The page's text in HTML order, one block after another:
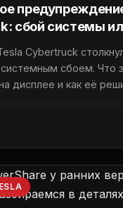
сбой системы
Cybertruck
сбоем. Что
дисплее и как её